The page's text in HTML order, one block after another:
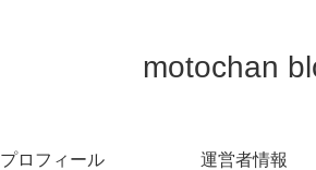
motochan
プロフィール 運営者情報